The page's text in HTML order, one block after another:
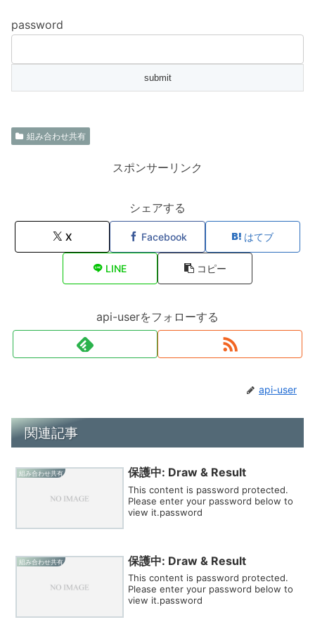
password
組み合わせ共有
スポンサーリンク
シェアする
X Facebook はてブ
LINE コピー
api-userをフォローする
api-user
関連記事
組み合わせ共有 保護中: Draw & Result
This content is password protected.
Please enter your password below to
view it.password
組み合わせ共有 保護中: Draw & Result
This content is password protected.
Please enter your password below to
view it.password